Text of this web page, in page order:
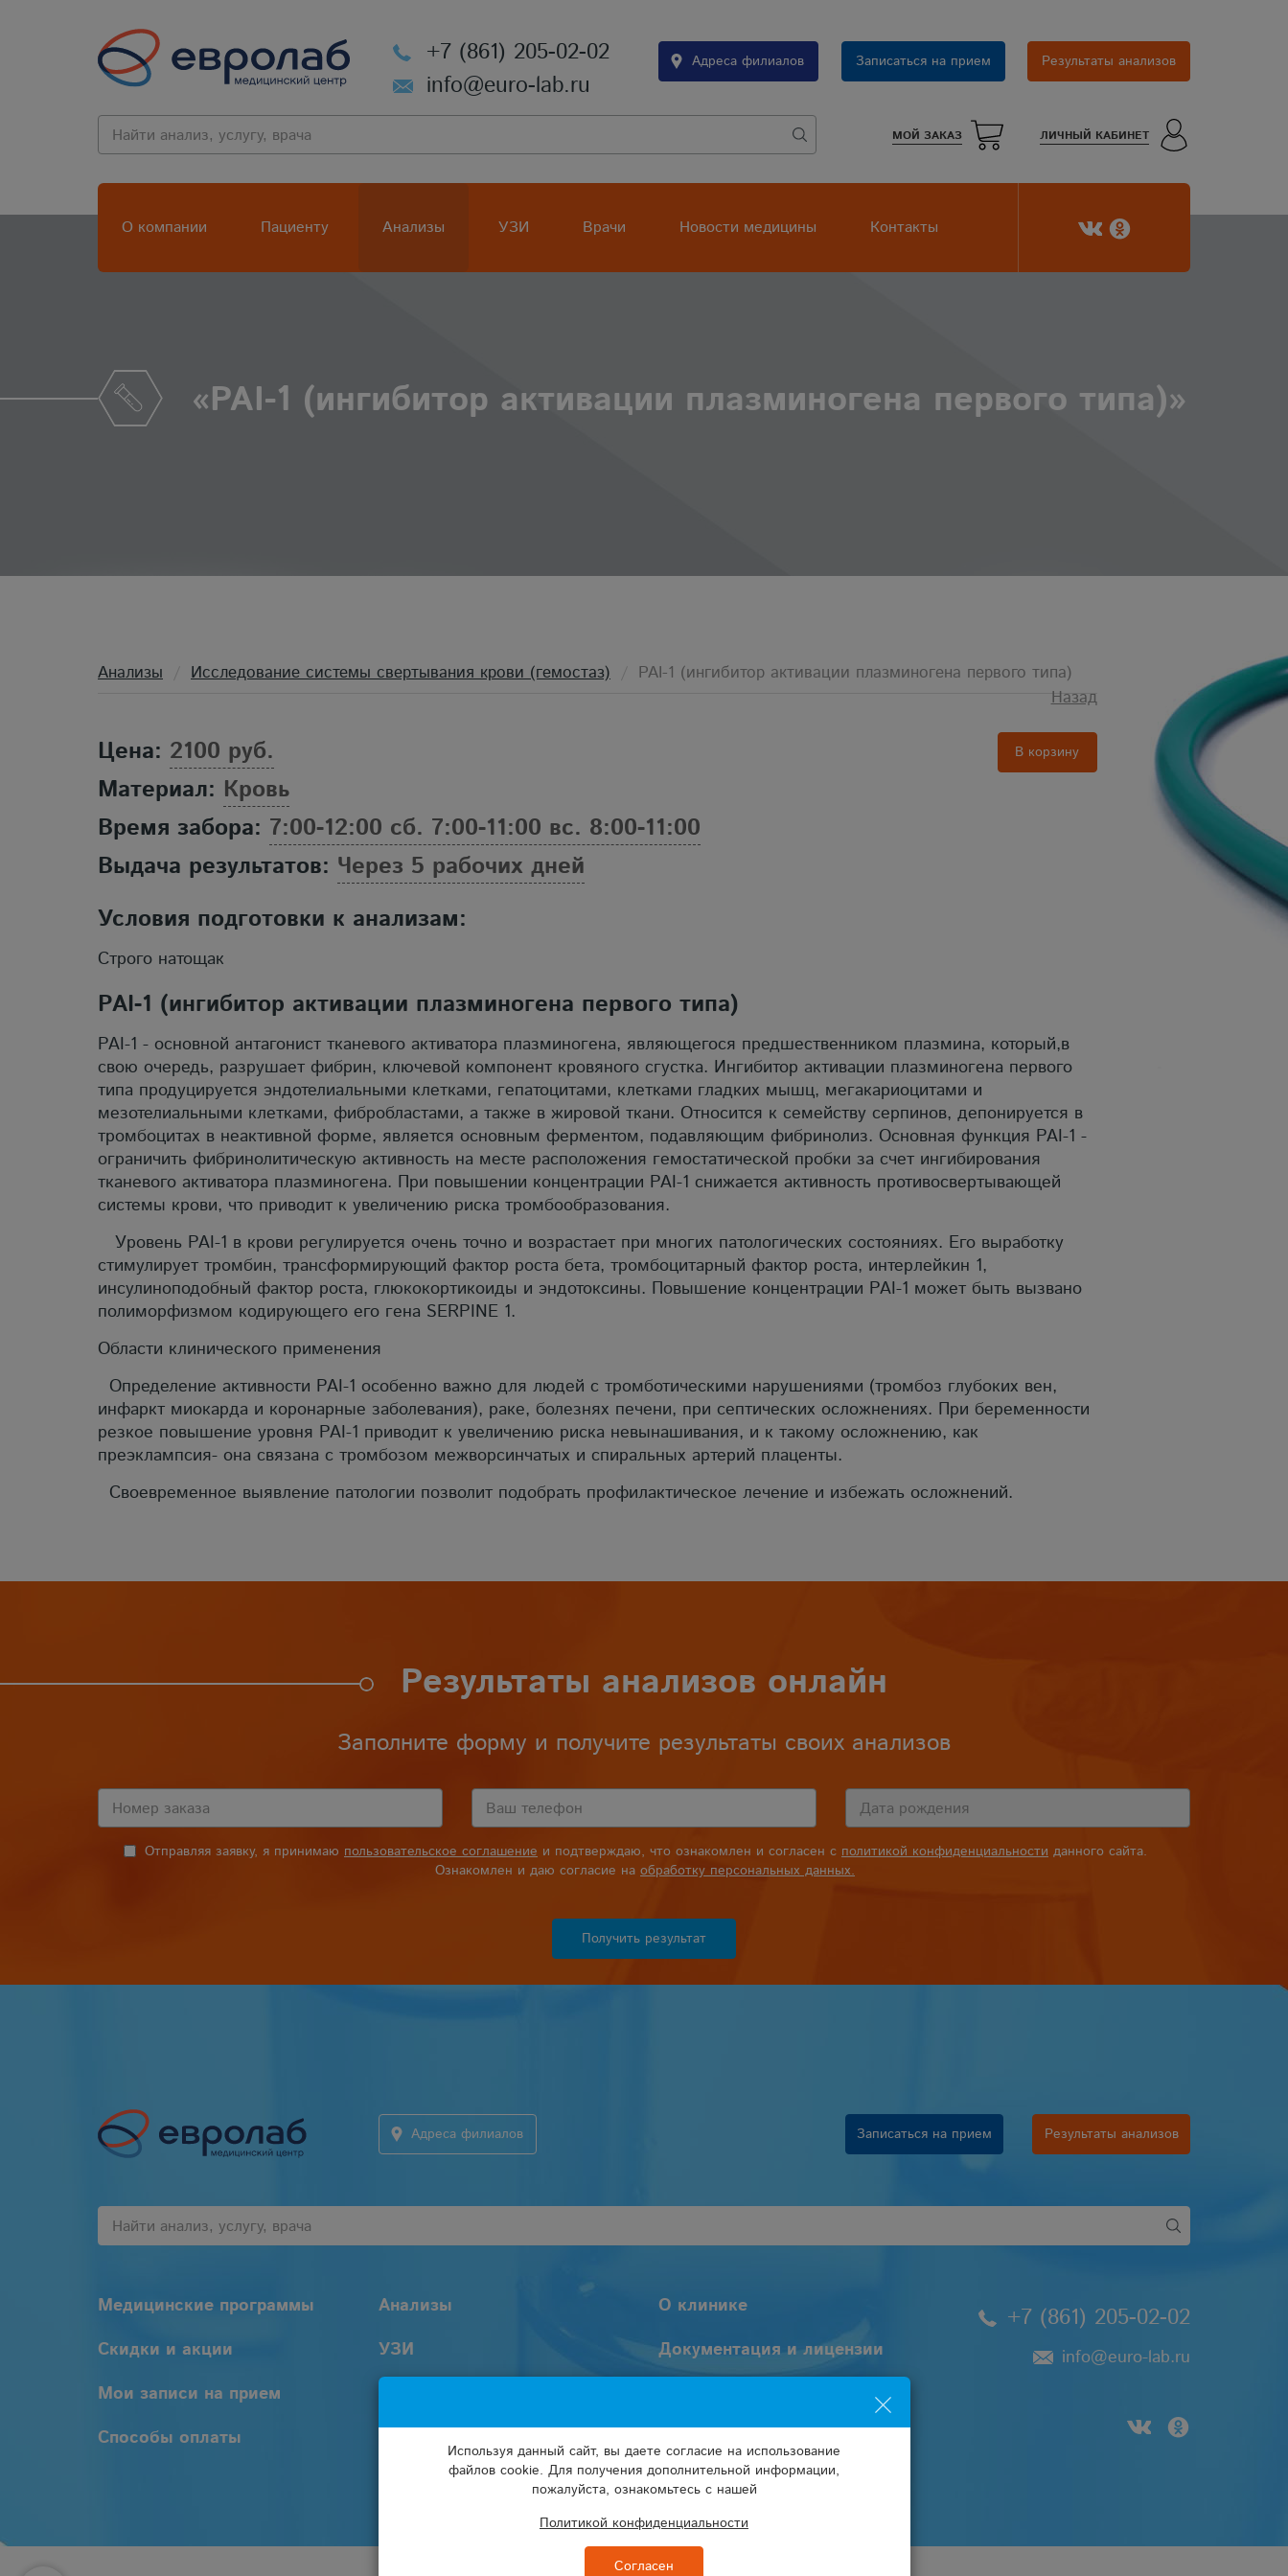
+7 (861) 205-02-02
info@euro-lab.ru
Адреса филиалов Записаться на прием Результаты анализов
МОЙ ЗАКАЗ ЛИЧНЫЙ КАБИНЕТ
О компании Пациенту Анализы УЗИ Врачи Новости медицины Контакты
«PAI-1 (ингибитор активации плазминогена первого типа)»
Анализы Исследование системы свертывания крови (гемостаз)
PAI-1 (ингибитор активации плазминогена первого типа)
Назад
В корзину
Цена: 2100 руб.
Материал: Кровь
Время забора: 7:00-12:00 сб. 7:00-11:00 вс. 8:00-11:00
Выдача результатов: Через 5 рабочих дней
Условия подготовки к анализам:
Строго натощак
PAI-1 (ингибитор активации плазминогена первого типа)
PAI-1 - основной антагонист тканевого активатора плазминогена, являющегося предшественником плазмина, который,в
свою очередь, разрушает фибрин, ключевой компонент кровяного сгустка. Ингибитор активации плазминогена первого
типа продуцируется эндотелиальными клетками, гепатоцитами, клетками гладких мышц, мегакариоцитами и
мезотелиальными клетками, фибробластами, а также в жировой ткани. Относится к семейству серпинов, депонируется в
тромбоцитах в неактивной форме, является основным ферментом, подавляющим фибринолиз. Основная функция РАI-1 -
ограничить фибринолитическую активность на месте расположения гемостатической пробки за счет ингибирования
тканевого активатора плазминогена. При повышении концентрации РАI-1 снижается активность противосвертывающей
системы крови, что приводит к увеличению риска тромбообразования.
Уровень РАI-1 в крови регулируется очень точно и возрастает при многих патологических состояниях. Его выработку
стимулирует тромбин, трансформирующий фактор роста бета, тромбоцитарный фактор роста, интерлейкин 1,
инсулиноподобный фактор роста, глюкокортикоиды и эндотоксины. Повышение концентрации PAI-1 может быть вызвано
полиморфизмом кодирующего его гена SERPINE 1.
Области клинического применения
Определение активности PAI-1 особенно важно для людей с тромботическими нарушениями (тромбоз глубоких вен,
инфаркт миокарда и коронарные заболевания), раке, болезнях печени, при септических осложнениях. При беременности
резкое повышение уровня PAI-1 приводит к увеличению риска невынашивания, и к такому осложнению, как
преэклампсия- она связана с тромбозом межворсинчатых и спиральных артерий плаценты.
Своевременное выявление патологии позволит подобрать профилактическое лечение и избежать осложнений.
Результаты анализов онлайн
Заполните форму и получите результаты своих анализов
Отправляя заявку, я принимаю пользовательское соглашение и подтверждаю, что ознакомлен и согласен с политикой конфиденциальности данного сайта.
Ознакомлен и даю согласие на обработку персональных данных.
Получить результат
Адреса филиалов Записаться на прием Результаты анализов
Медицинские программы
Скидки и акции
Мои записи на прием
Способы оплаты
Анализы
УЗИ
О клинике
Документация и лицензии
Политика обработки
персональных данных
+7 (861) 205-02-02
info@euro-lab.ru
Используя данный сайт, вы даете согласие на использование
файлов cookie. Для получения дополнительной информации,
пожалуйста, ознакомьтесь с нашей
Политикой конфиденциальности
Согласен